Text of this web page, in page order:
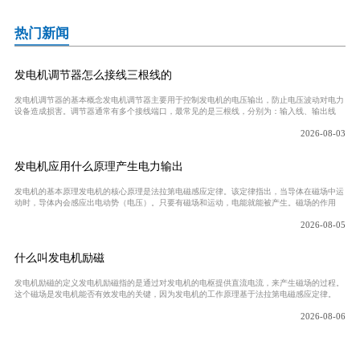
热门新闻
发电机调节器怎么接线三根线的
发电机调节器的基本概念发电机调节器主要用于控制发电机的电压输出，防止电压波动对电力
设备造成损害。调节器通常有多个接线端口，最常见的是三根线，分别为：输入线、输出线
2026-08-03
发电机应用什么原理产生电力输出
发电机的基本原理发电机的核心原理是法拉第电磁感应定律。该定律指出，当导体在磁场中运
动时，导体内会感应出电动势（电压）。只要有磁场和运动，电能就能被产生。磁场的作用
2026-08-05
什么叫发电机励磁
发电机励磁的定义发电机励磁指的是通过对发电机的电枢提供直流电流，来产生磁场的过程。
这个磁场是发电机能否有效发电的关键，因为发电机的工作原理基于法拉第电磁感应定律。
2026-08-06